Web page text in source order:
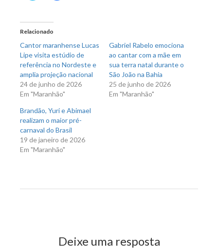
em
nova
janela)
Relacionado
Cantor maranhense Lucas
Lipe visita estúdio de
referência no Nordeste e
amplia projeção nacional
24 de junho de 2026
Em "Maranhão"
Gabriel Rabelo emociona
ao cantar com a mãe em
sua terra natal durante o
São João na Bahia
25 de junho de 2026
Em "Maranhão"
Brandão, Yuri e Abimael
realizam o maior pré-
carnaval do Brasil
19 de janeiro de 2026
Em "Maranhão"
Deixe uma resposta